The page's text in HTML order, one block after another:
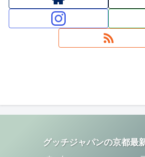
グッチジャパンの京都最